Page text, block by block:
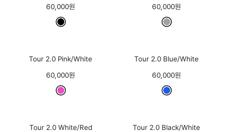
60,000원
60,000원
Tour 2.0 Pink/White
60,000원
Tour 2.0 Blue/White
60,000원
Tour 2.0 White/Red
Tour 2.0 Black/White